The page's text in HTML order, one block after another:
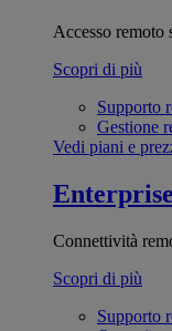
Accesso remoto
Scopri di più
Supporto
Gestione
Vedi piani e
Enterprise
Connettività
Scopri di più
Supporto